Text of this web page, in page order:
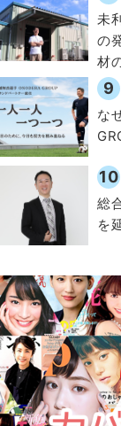
未
の
材
9
な
10
総
を